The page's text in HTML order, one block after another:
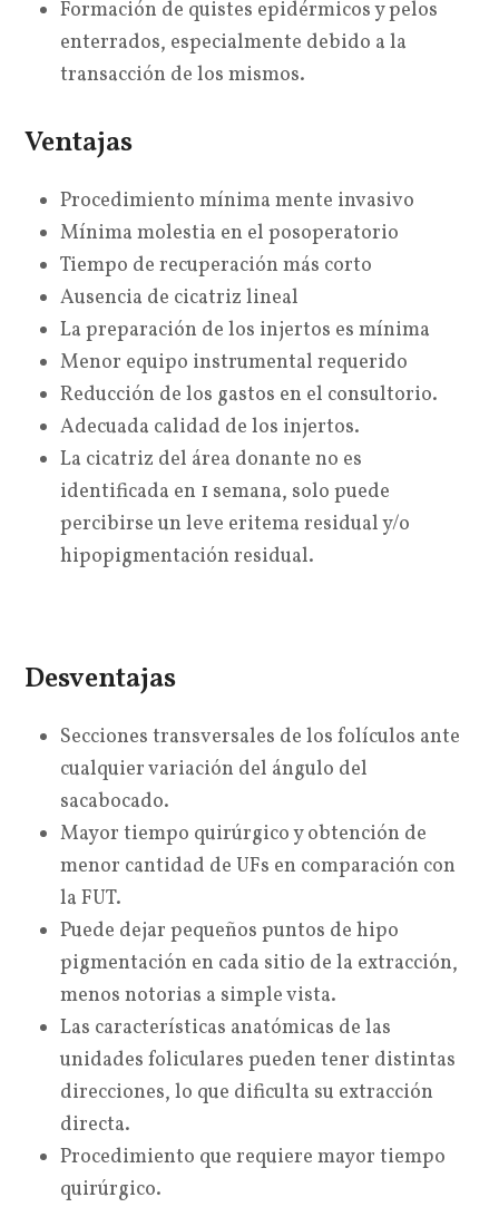
Formación de quistes epidérmicos y pelos
enterrados, especialmente debido a la
transacción de los mismos.
Ventajas
Procedimiento mínima mente invasivo
Mínima molestia en el posoperatorio
Tiempo de recuperación más corto
Ausencia de cicatriz lineal
La preparación de los injertos es mínima
Menor equipo instrumental requerido
Reducción de los gastos en el consultorio.
Adecuada calidad de los injertos.
La cicatriz del área donante no es
identificada en 1 semana, solo puede
percibirse un leve eritema residual y/o
hipopigmentación residual.
Desventajas
Secciones transversales de los folículos ante
cualquier variación del ángulo del
sacabocado.
Mayor tiempo quirúrgico y obtención de
menor cantidad de UFs en comparación con
la FUT.
Puede dejar pequeños puntos de hipo
pigmentación en cada sitio de la extracción,
menos notorias a simple vista.
Las características anatómicas de las
unidades foliculares pueden tener distintas
direcciones, lo que dificulta su extracción
directa.
Procedimiento que requiere mayor tiempo
quirúrgico.